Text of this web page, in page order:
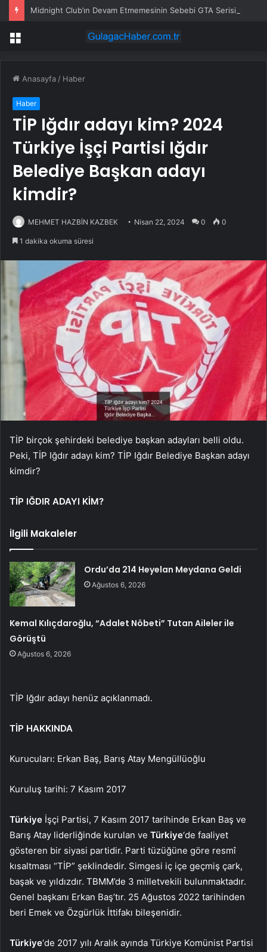
Menü
Anasayfa / Haber
Haber
TİP Iğdır adayı kim? 2024
Türkiye İşçi Partisi Iğdır
Belediye Başkan adayı
kimdir?
MEHMET HAZBİN KAZBEK Nisan 22, 2024 0 0
1 dakika okuma süresi
TİP birçok şehirdeki belediye başkan adayları belli oldu.
Peki, TİP Iğdır adayı kim? TİP Iğdır Belediye Başkan adayı
kimdir?
TİP IĞDIR ADAYI KİM?
İlgili Makaleler
Ordu’da 214 Heyelan Meydana Geldi
Ağustos 6, 2026
Kemal Kılıçdaroğlu, “Adalet Nöbeti” Tutan Aileler ile
Görüştü
Ağustos 6, 2026
TİP Iğdır adayı henüz açıklanmadı.
TİP HAKKINDA
Kurucuları: Erkan Baş, Barış Atay Mengüllüoğlu
Kuruluş tarihi: 7 Kasım 2017
Türkiye İşçi Partisi, 7 Kasım 2017 tarihinde Erkan Baş ve
Barış Atay liderliğinde kurulan ve Türkiye‘de faaliyet
gösteren bir siyasi partidir. Parti tüzüğüne göre resmî
kısaltması “TİP” şeklindedir. Simgesi iç içe geçmiş çark,
başak ve yıldızdır. TBMM’de 3 milletvekili bulunmaktadır.
Genel başkanı Erkan Baş’tır. 25 Ağustos 2022 tarihinden
beri Emek ve Özgürlük İttifakı bileşenidir.
Türkiye‘de 2017 yılı Aralık ayında Türkiye Komünist Partisi